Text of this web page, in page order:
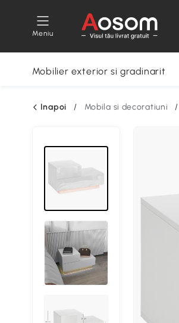
Meniu
Mobilier exterior si gradinarit
Inapoi / Mobila si decoratiuni /